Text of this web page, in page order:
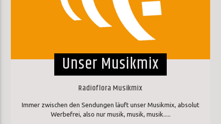
Unser Musikmix
Radioflora Musikmix
Immer zwischen den Sendungen läuft unser Musikmix, absolut
Werbefrei, also nur musik, musik, musik.....